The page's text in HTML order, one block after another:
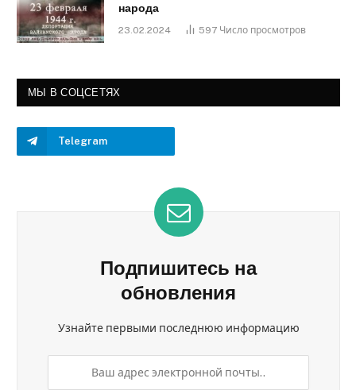
народа
23.02.2024 597 Число просмотров
МЫ В СОЦСЕТЯХ
Telegram
Подпишитесь на
обновления
Узнайте первыми последнюю информацию